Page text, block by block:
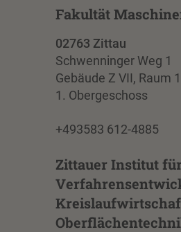
Fakultät
02763 Zittau
Schwenninger Weg 1
Gebäude Z VII, Raum
1. Obergeschoss
+493583 612-4885
Zittauer Institut für